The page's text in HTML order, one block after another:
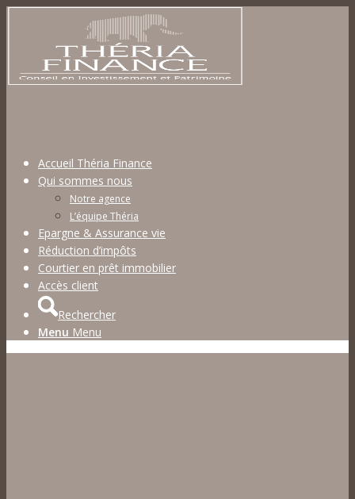
Accueil Théria Finance
Qui sommes nous
Notre agence
L’équipe Théria
Epargne & Assurance vie
Réduction d’impôts
Courtier en prêt immobilier
Accès client
Rechercher
Menu Menu